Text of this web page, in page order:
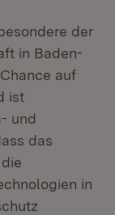
der
in Baden-
auf
ist
und
das
in